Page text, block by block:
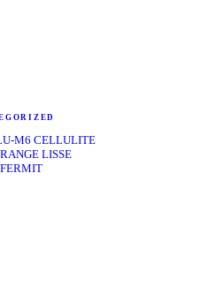
M6 CELLULITE
LISSE